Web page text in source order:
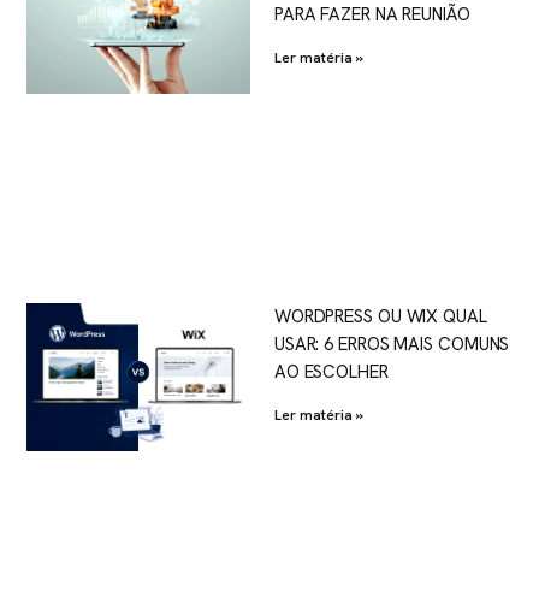
PARA FAZER NA REUNIÃO
Ler matéria »
WORDPRESS OU WIX QUAL
USAR: 6 ERROS MAIS COMUNS
AO ESCOLHER
Ler matéria »